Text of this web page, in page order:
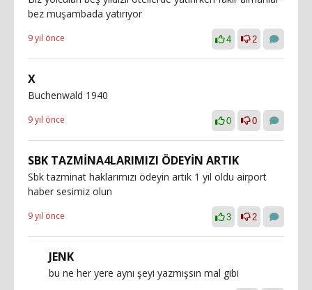
bez muşambada yatırıyor
9 yıl önce 4 2
X
Buchenwald 1940
9 yıl önce 0 0
SBK TAZMİNA4LARIMIZI ÖDEYİN ARTIK
Sbk tazminat haklarımızı ödeyin artık 1 yıl oldu airport
haber sesimiz olun
9 yıl önce 3 2
JENK
bu ne her yere aynı şeyi yazmışsın mal gibi